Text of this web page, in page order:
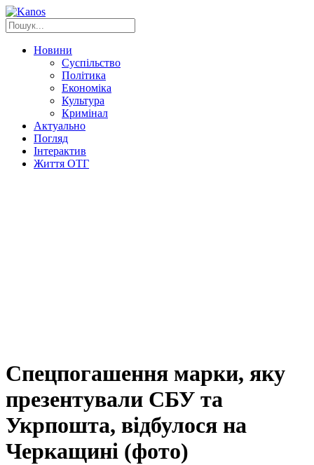
Новини
Суспільство
Політика
Економіка
Культура
Кримінал
Актуально
Погляд
Інтерактив
Життя ОТГ
Спецпогашення марки, яку
презентували СБУ та
Укрпошта, відбулося на
Черкащині (фото)